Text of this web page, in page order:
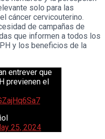
solo para las
cáncer cervicouterino.
de campañas de
que informen a todos los
y los beneficios de la
entrever que
previenen el
25, 2024